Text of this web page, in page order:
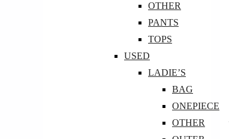
OTHER
PANTS
TOPS
USED
LADIE’S
BAG
ONEPIECE
OTHER